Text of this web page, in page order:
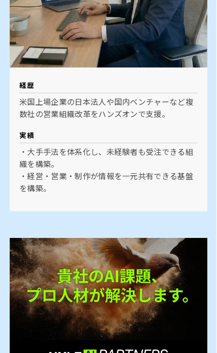
経歴
米国上場企業の日本法人や国内ベンチャーなど複
数社の営業組織改革をハンズオンで支援。
実績
・大手手法を体系化し、未経験者も受注できる組
織を構築。
・経営・営業・制作が情報を一元共有できる基盤
を構築。